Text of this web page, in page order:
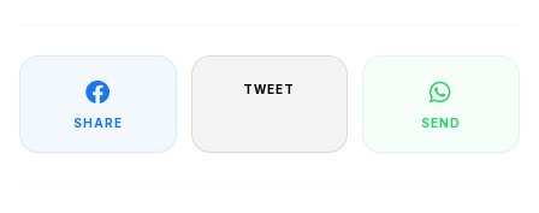
SHARE
TWEET
SEND